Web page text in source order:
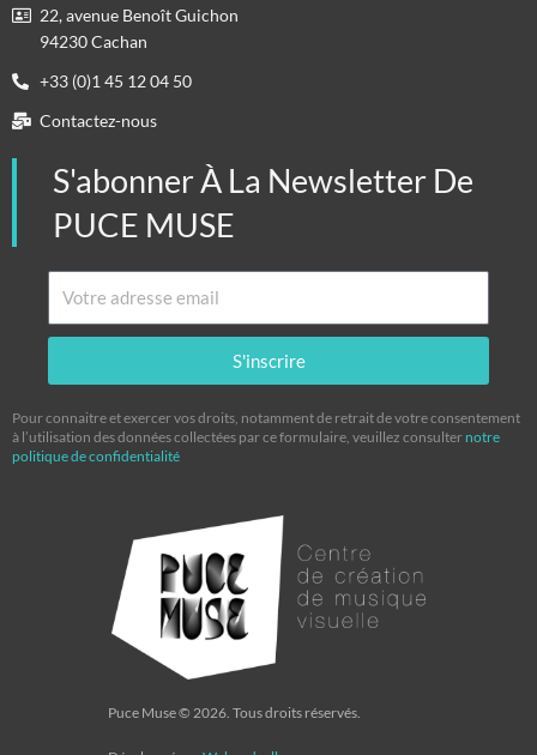
22, avenue Benoît Guichon
94230 Cachan
+33 (0)1 45 12 04 50
Contactez-nous
S'abonner À La Newsletter De
PUCE MUSE
S'inscrire
Pour connaitre et exercer vos droits, notamment de retrait de votre consentement
à l’utilisation des données collectées par ce formulaire, veuillez consulter notre
politique de confidentialité
Puce Muse © 2026. Tous droits réservés.